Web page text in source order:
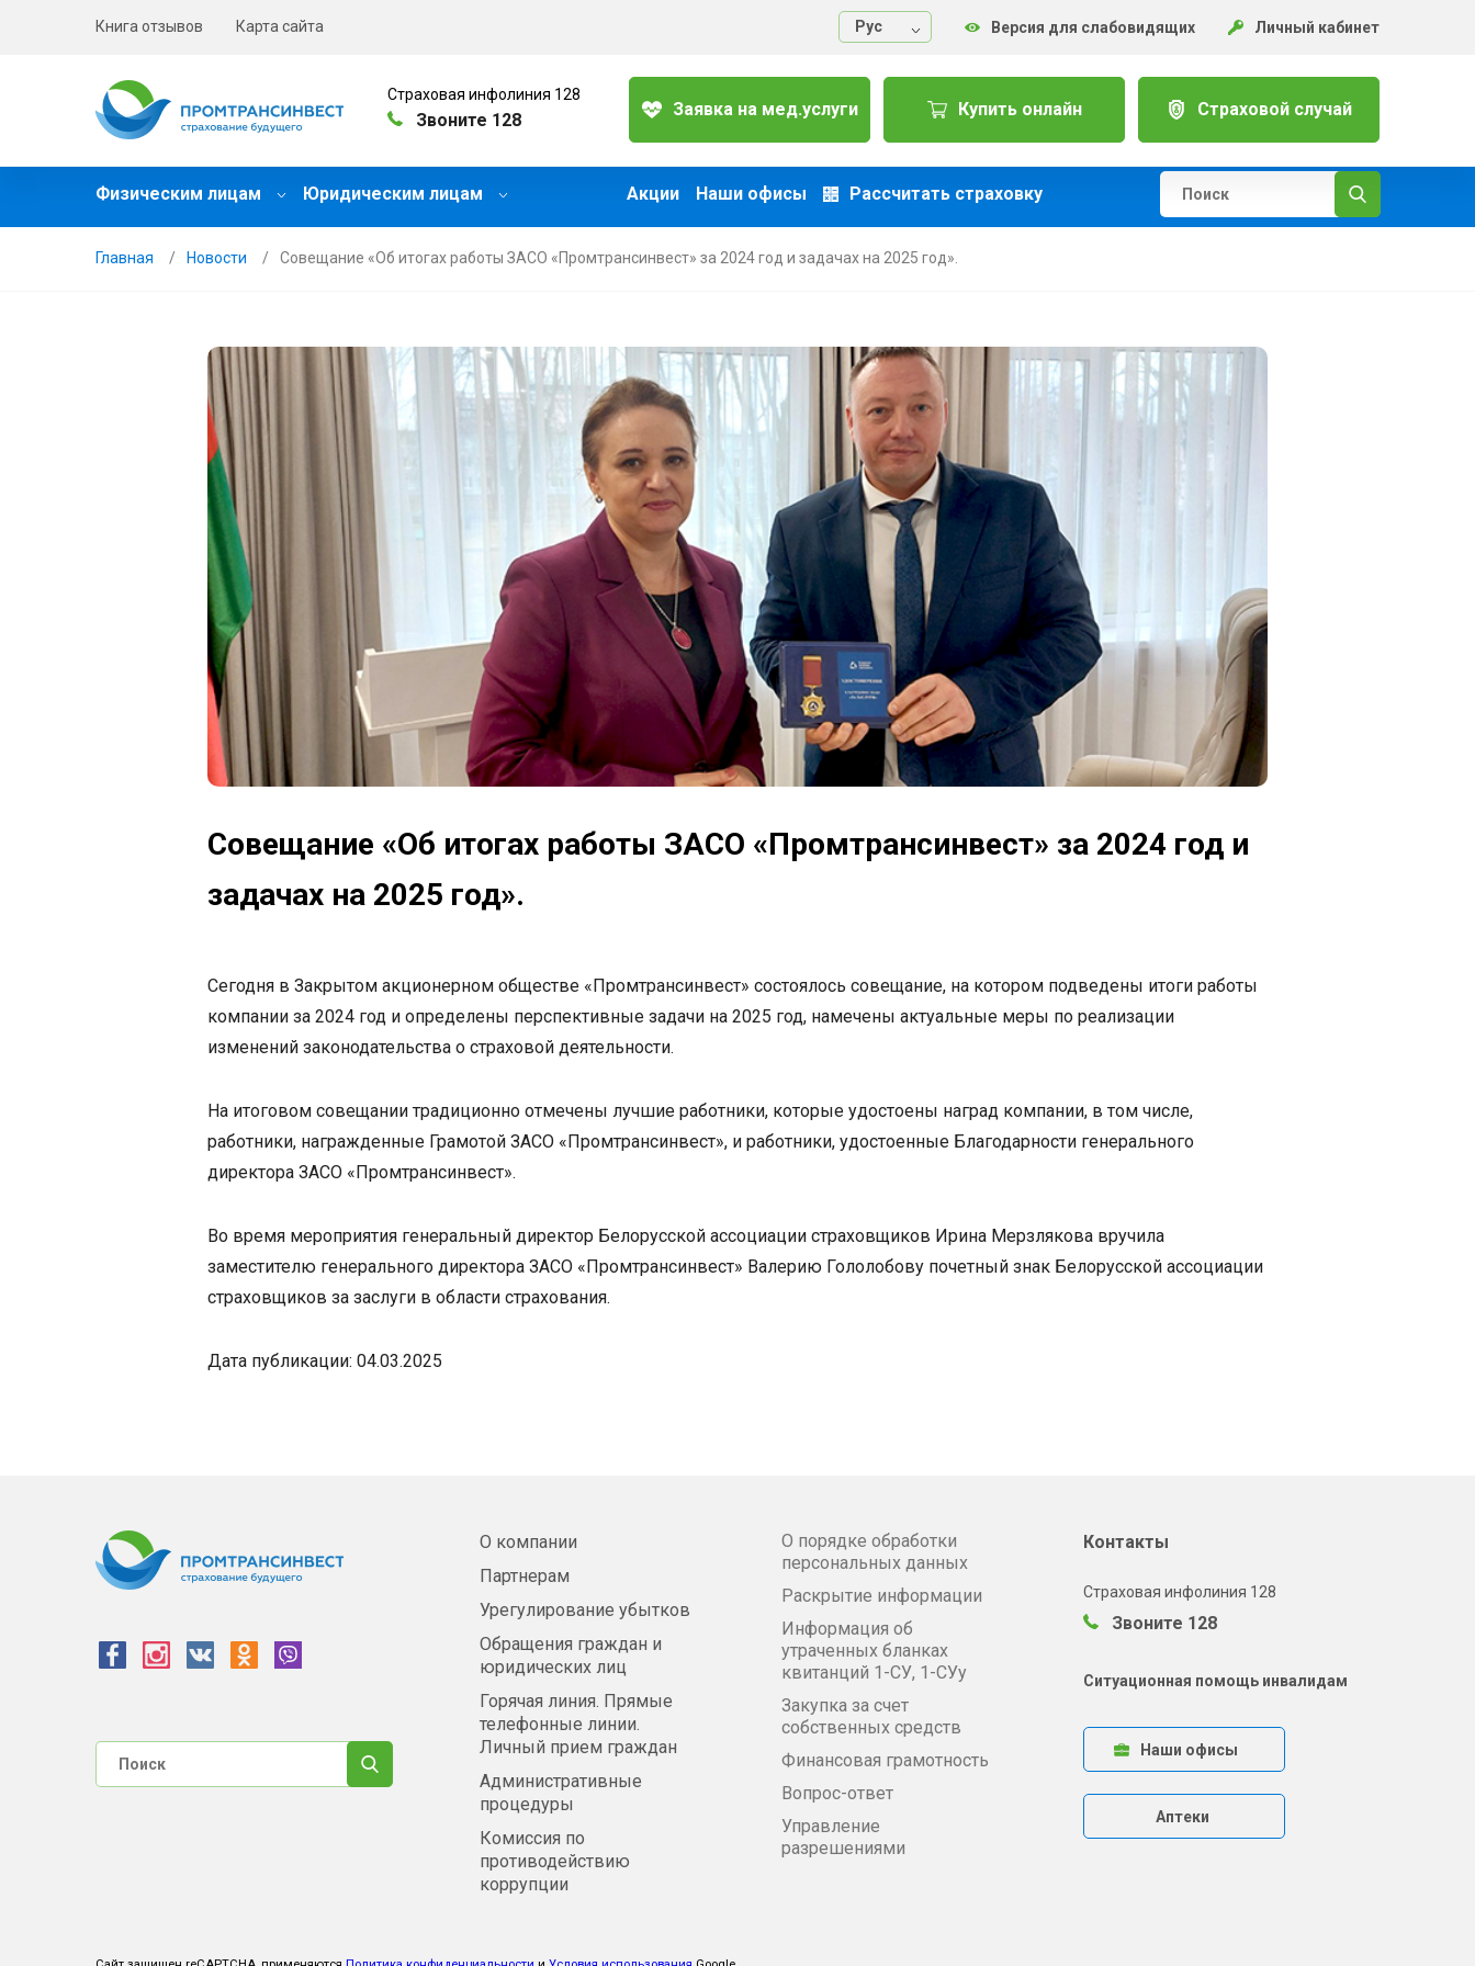
Книга отзывов Карта сайта Руc Версия для слабовидящих Личный кабинет
Страховая инфолиния 128
Звоните 128
Заявка на мед.услуги Купить онлайн Страховой случай
Физическим лицам Юридическим лицам Акции Наши офисы Рассчитать страховку
Главная Новости Совещание «Об итогах работы ЗАСО «Промтрансинвест» за 2024 год и задачах на 2025 год».
Совещание «Об итогах работы ЗАСО «Промтрансинвест» за 2024 год и
задачах на 2025 год».
Сегодня в Закрытом акционерном обществе «Промтрансинвест» состоялось совещание, на котором подведены итоги работы
компании за 2024 год и определены перспективные задачи на 2025 год, намечены актуальные меры по реализации
изменений законодательства о страховой деятельности.
На итоговом совещании традиционно отмечены лучшие работники, которые удостоены наград компании, в том числе,
работники, награжденные Грамотой ЗАСО «Промтрансинвест», и работники, удостоенные Благодарности генерального
директора ЗАСО «Промтрансинвест».
Во время мероприятия генеральный директор Белорусской ассоциации страховщиков Ирина Мерзлякова вручила
заместителю генерального директора ЗАСО «Промтрансинвест» Валерию Гололобову почетный знак Белорусской ассоциации
страховщиков за заслуги в области страхования.
Дата публикации: 04.03.2025
О компании
Партнерам
Урегулирование убытков
Обращения граждан и
юридических лиц
Горячая линия. Прямые
телефонные линии.
Личный прием граждан
Административные
процедуры
Комиссия по
противодействию
коррупции
О порядке обработки
персональных данных
Раскрытие информации
Информация об
утраченных бланках
квитанций 1-СУ, 1-СУу
Закупка за счет
собственных средств
Финансовая грамотность
Вопрос-ответ
Управление
разрешениями
Контакты
Страховая инфолиния 128
Звоните 128
Ситуационная помощь инвалидам
Наши офисы
Аптеки